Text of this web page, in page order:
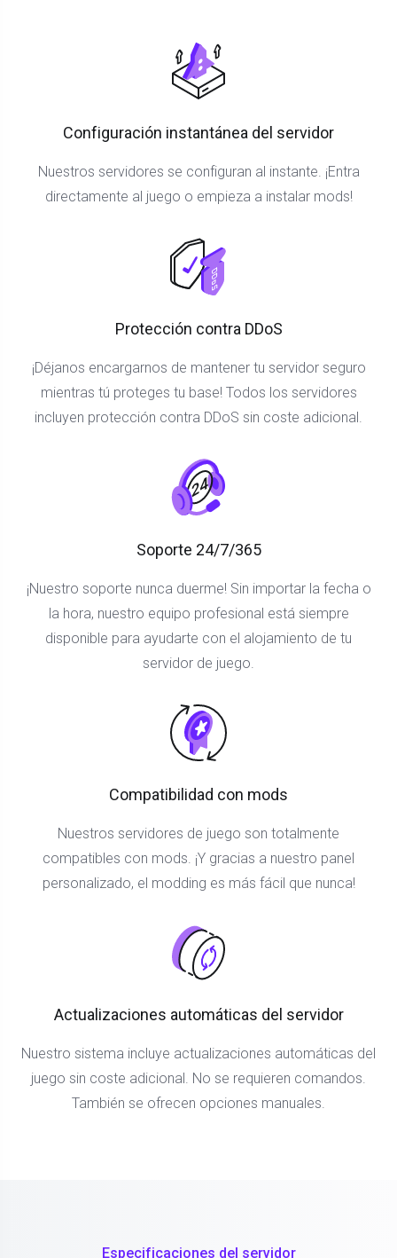
Configuración instantánea del servidor
Nuestros servidores se configuran al instante. ¡Entra
directamente al juego o empieza a instalar mods!
Protección contra DDoS
¡Déjanos encargarnos de mantener tu servidor seguro
mientras tú proteges tu base! Todos los servidores
incluyen protección contra DDoS sin coste adicional.
Soporte 24/7/365
¡Nuestro soporte nunca duerme! Sin importar la fecha o
la hora, nuestro equipo profesional está siempre
disponible para ayudarte con el alojamiento de tu
servidor de juego.
Compatibilidad con mods
Nuestros servidores de juego son totalmente
compatibles con mods. ¡Y gracias a nuestro panel
personalizado, el modding es más fácil que nunca!
Actualizaciones automáticas del servidor
Nuestro sistema incluye actualizaciones automáticas del
juego sin coste adicional. No se requieren comandos.
También se ofrecen opciones manuales.
Especificaciones del servidor